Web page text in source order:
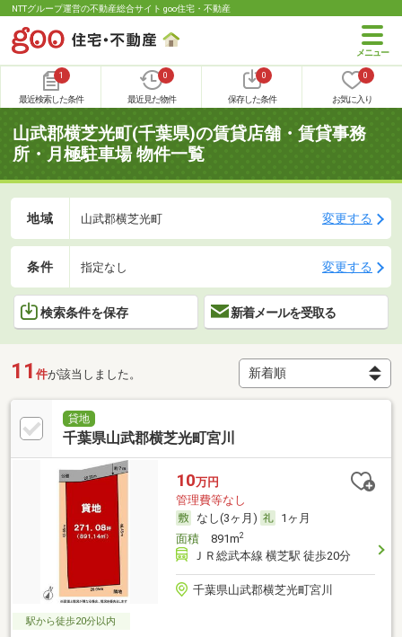
NTTグループ運営の不動産総合サイト goo住宅・不動産
1
最近検索した条件
0
最近見た物件
0
保存した条件
0
お気に入り
山武郡横芝光町(千葉県)の賃貸店舗・賃貸事務
所・月極駐車場 物件一覧
地域 山武郡横芝光町 変更する
条件 指定なし 変更する
検索条件を保存 新着メールを受取る
11 件が該当しました。
貸地
千葉県山武郡横芝光町宮川
10万円
管理費等なし
なし(3ヶ月)
1ヶ月
面積891m2
ＪＲ総武本線 横芝駅 徒歩20分
千葉県山武郡横芝光町宮川
駅から徒歩20分以内